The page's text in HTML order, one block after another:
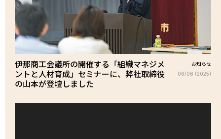
伊那商工会議所の開催する「組織マネジメ
ントと人材育成」セミナーに、弊社取締役
の山本が登壇しました
お知らせ
06/06 (2025)